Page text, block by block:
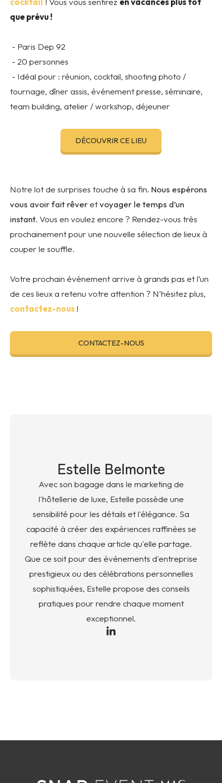
que prévu !
- Paris Dep 92
- 20 personnes
- Idéal pour : réunion, cocktail, shooting photo /
tournage, dîner assis, événement presse, séminaire,
team building, atelier / workshop, déjeuner
DÉCOUVRIR CE LIEU
Notre lot de surprises touche à sa fin. Nous espérons
vous avoir fait rêveretvoyager le temps d’un
instant. Vous en voulez encore ? Rendez-vous très
prochainement pour une nouvelle sélection de lieux à
couper le souffle.
Votre prochain événement arrive à grands pas et l’un
de ces lieux a retenu votre attention ? N’hésitez plus,
contactez-nous!
CONTACTEZ-NOUS
Estelle Belmonte
Avec son bagage dans le marketing de
l'hôtellerie de luxe, Estelle possède une
sensibilité pour les détails et l'élégance. Sa
capacité à créer des expériences raffinées se
reflète dans chaque article qu'elle partage.
Que ce soit pour des événements d'entreprise
prestigieux ou des célébrations personnelles
sophistiquées, Estelle propose des conseils
pratiques pour rendre chaque moment
exceptionnel.